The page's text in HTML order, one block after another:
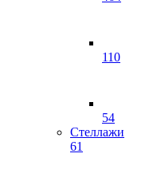
110
54
Стеллажи
61